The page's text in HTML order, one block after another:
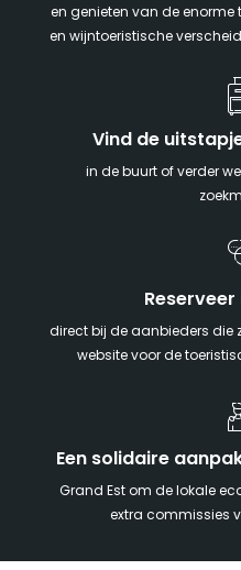
en genieten van de enorme
en wijntoeristische
Vind de
in de buurt of verder
direct bij de aanbieders die
website voor de
Een solidaire
Grand Est om de lokale
extra commissies